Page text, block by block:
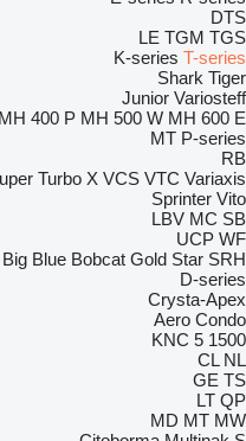
DTS
LE TGM TGS
K-series T-series
Shark Tiger
Junior Variosteff
MH 400 P MH 500 W MH 600 E
MT P-series
RB
Turbo X VCS VTC Variaxis
Sprinter Vito
LBV MC SB
UCP WF
Big Blue Bobcat Gold Star SRH
D-series
Crysta-Apex
Aero Condo
KNC 5 1500
CL NL
GE TS
LT QP
MD MT MW